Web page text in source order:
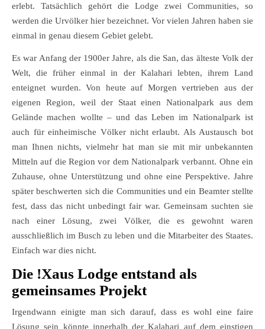
erlebt. Tatsächlich gehört die Lodge zwei Communities, so
werden die Urvölker hier bezeichnet. Vor vielen Jahren haben sie
einmal in genau diesem Gebiet gelebt.
Es war Anfang der 1900er Jahre, als die San, das älteste Volk der
Welt, die früher einmal in der Kalahari lebten, ihrem Land
enteignet wurden. Von heute auf Morgen vertrieben aus der
eigenen Region, weil der Staat einen Nationalpark aus dem
Gelände machen wollte – und das Leben im Nationalpark ist
auch für einheimische Völker nicht erlaubt. Als Austausch bot
man Ihnen nichts, vielmehr hat man sie mit mir unbekannten
Mitteln auf die Region vor dem Nationalpark verbannt. Ohne ein
Zuhause, ohne Unterstützung und ohne eine Perspektive. Jahre
später beschwerten sich die Communities und ein Beamter stellte
fest, dass das nicht unbedingt fair war. Gemeinsam suchten sie
nach einer Lösung, zwei Völker, die es gewohnt waren
ausschließlich im Busch zu leben und die Mitarbeiter des Staates.
Einfach war dies nicht.
Die !Xaus Lodge entstand als
gemeinsames Projekt
Irgendwann einigte man sich darauf, dass es wohl eine faire
Lösung sein könnte innerhalb der Kalahari auf dem einstigen